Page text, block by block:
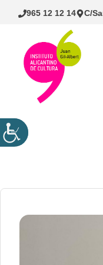
Saltar
965 12 12 14 C/